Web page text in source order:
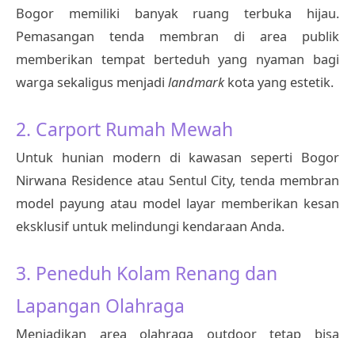
Bogor memiliki banyak ruang terbuka hijau.
Pemasangan tenda membran di area publik
memberikan tempat berteduh yang nyaman bagi
warga sekaligus menjadi landmarkkota yang estetik.
2. Carport Rumah Mewah
Untuk hunian modern di kawasan seperti Bogor
Nirwana Residence atau Sentul City, tenda membran
model payung atau model layar memberikan kesan
eksklusif untuk melindungi kendaraan Anda.
3. Peneduh Kolam Renang dan
Lapangan Olahraga
Menjadikan area olahraga outdoor tetap bisa